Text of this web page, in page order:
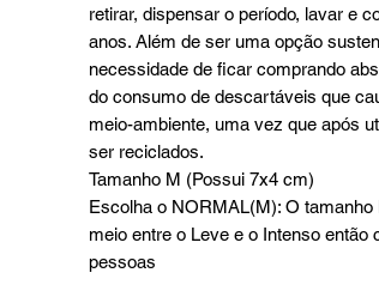
retirar, dispensar o período, lavar e
anos. Além de ser uma opção
necessidade de ficar comprando
do consumo de descartáveis que
meio-ambiente, uma vez que após
ser reciclados.
Tamanho M (Possui 7x4 cm)
Escolha o NORMAL(M): O
meio entre o Leve e o Intenso
pessoas